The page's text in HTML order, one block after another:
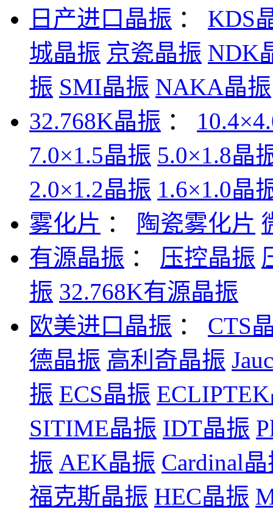
日产进口晶振 ：
KDS
城晶振 京瓷晶振 NDK
振 SMI晶振 NAKA晶振
32.768K晶振 ：
7.0×1.5晶振 5.0×1.8晶
2.0×1.2晶振 1.6×1.0晶
雾化片 ： 陶瓷雾化片
有源晶振 ： 压控晶振
振 32.768K有源晶振
欧美进口晶振 ：
CTS
德晶振 高利奇晶振
振 ECS晶振
SITIME晶振 IDT晶振
振 AEK晶振 Cardinal
福克斯晶振 HEC晶振